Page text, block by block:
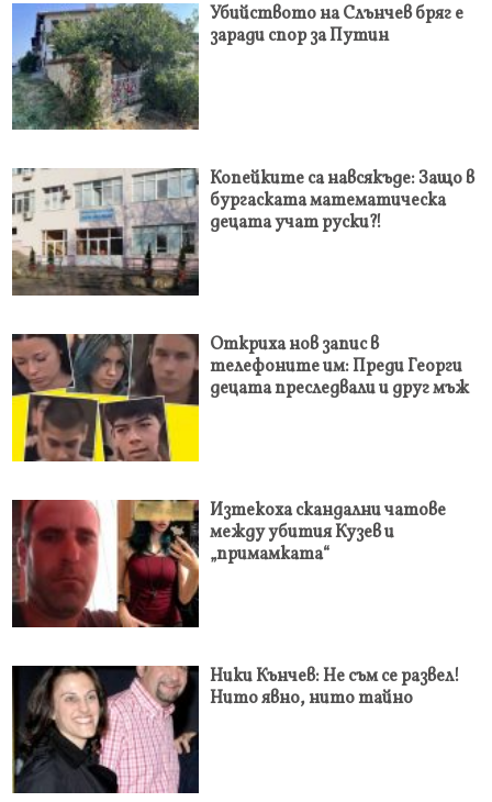
Убийството на Слънчев бряг е
заради спор за Путин
Копейките са навсякъде: Защо в
бургаската математическа
децата учат руски?!
Откриха нов запис в
телефоните им: Преди Георги
децата преследвали и друг мъж
Изтекоха скандални чатове
между убития Кузев и
„примамката“
Ники Кънчев: Не съм се развел!
Нито явно, нито тайно